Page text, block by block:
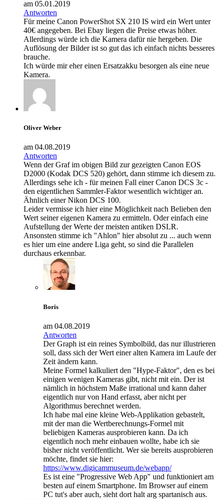
am 05.01.2019
Antworten
Für meine Canon PowerShot SX 210 IS wird ein Wert unter
40€ angegeben. Bei Ebay liegen die Preise etwas höher.
Allerdings würde ich die Kamera dafür nie hergeben. Die
Auflösung der Bilder ist so gut das ich einfach nichts besseres
brauche.
Ich würde mir eher einen Ersatzakku besorgen als eine neue
Kamera.
Oliver Weber
am 04.08.2019
Antworten
Wenn der Graf im obigen Bild zur gezeigten Canon EOS
D2000 (Kodak DCS 520) gehört, dann stimme ich diesem zu.
Allerdings sehe ich - für meinen Fall einer Canon DCS 3c -
den eigentlichen Sammler-Faktor wesentlich wichtiger an.
Ähnlich einer Nikon DCS 100.
Leider vermisse ich hier eine Möglichkeit nach Belieben den
Wert seiner eigenen Kamera zu ermitteln. Oder einfach eine
Aufstellung der Werte der meisten antiken DSLR.
Ansonsten stimme ich "Ahlon" hier absolut zu ... auch wenn
es hier um eine andere Liga geht, so sind die Parallelen
durchaus erkennbar.
Boris
am 04.08.2019
Antworten
Der Graph ist ein reines Symbolbild, das nur illustrieren
soll, dass sich der Wert einer alten Kamera im Laufe der
Zeit ändern kann.
Meine Formel kalkuliert den "Hype-Faktor", den es bei
einigen wenigen Kameras gibt, nicht mit ein. Der ist
nämlich in höchstem Maße irrational und kann daher
eigentlich nur von Hand erfasst, aber nicht per
Algorithmus berechnet werden.
Ich habe mal eine kleine Web-Applikation gebastelt,
mit der man die Wertberechnungs-Formel mit
beliebigen Kameras ausprobieren kann. Da ich
eigentlich noch mehr einbauen wollte, habe ich sie
bisher nicht veröffentlicht. Wer sie bereits ausprobieren
möchte, findet sie hier:
https://www.digicammuseum.de/webapp/
Es ist eine "Progressive Web App" und funktioniert am
besten auf einem Smartphone. Im Browser auf einem
PC tut's aber auch, sieht dort halt arg spartanisch aus.